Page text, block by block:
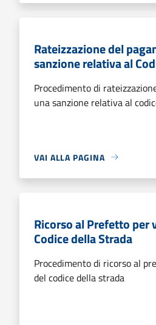
Rateizzazione del
sanzione relativa al
Procedimento di
una sanzione relativa al
VAI ALLA PAGINA
Ricorso al Prefetto per
Codice della Strada
Procedimento di ricorso al
del codice della strada